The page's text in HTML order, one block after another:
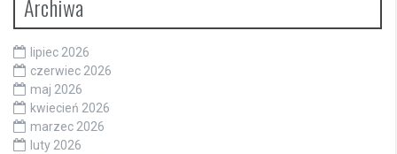
Archiwa
lipiec 2026
czerwiec 2026
maj 2026
kwiecień 2026
marzec 2026
luty 2026